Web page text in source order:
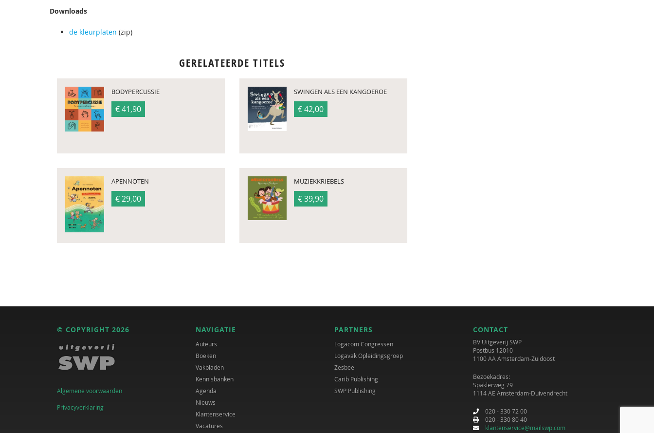
Downloads
de kleurplaten (zip)
GERELATEERDE TITELS
BODYPERCUSSIE
€ 41,90
SWINGEN ALS EEN KANGOEROE
€ 42,00
APENNOTEN
€ 29,00
MUZIEKKRIEBELS
€ 39,90
© COPYRIGHT 2026
Algemene voorwaarden
Privacyverklaring
NAVIGATIE
Auteurs
Boeken
Vakbladen
Kennisbanken
Agenda
Nieuws
Klantenservice
Vacatures
PARTNERS
Logacom Congressen
Logavak Opleidingsgroep
Zesbee
Carib Publishing
SWP Publishing
CONTACT
BV Uitgeverij SWP
Postbus 12010
1100 AA Amsterdam-Zuidoost
Bezoekadres:
Spaklerweg 79
1114 AE Amsterdam-Duivendrecht
020 - 330 72 00
020 - 330 80 40
klantenservice@mailswp.com